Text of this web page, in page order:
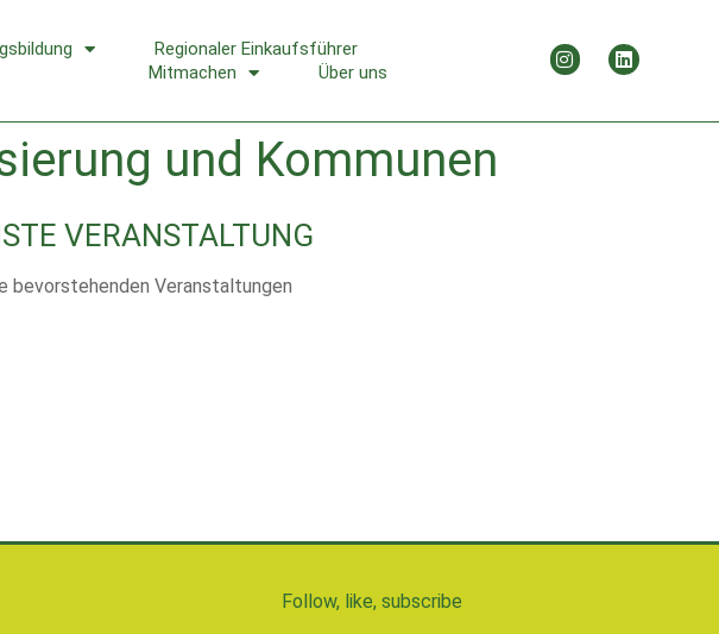
Regionaler Einkaufsführer
Mitmachen
Über uns
und Kommunen
VERANSTALTUNG
bevorstehenden Veranstaltungen
Follow, like, subscribe